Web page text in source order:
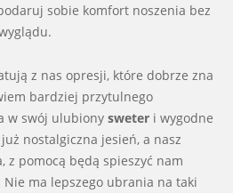
sobie komfort noszenia bez
z nas opresji, które dobrze zna
bardziej przytulnego
w swój ulubiony sweter i wygodne
nostalgiczna jesień, a nasz
z pomocą będą spieszyć nam
Nie ma lepszego ubrania na taki